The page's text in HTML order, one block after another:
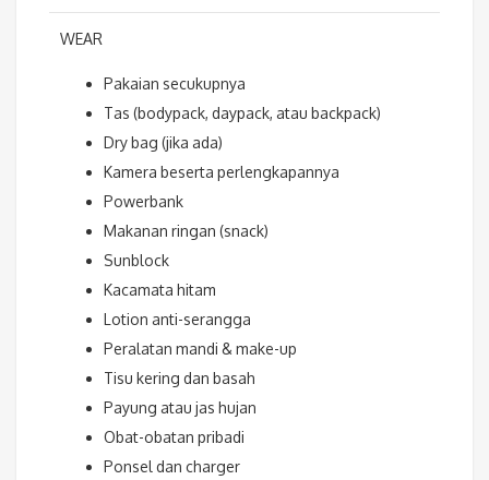
WEAR
Pakaian secukupnya
Tas (bodypack, daypack, atau backpack)
Dry bag (jika ada)
Kamera beserta perlengkapannya
Powerbank
Makanan ringan (snack)
Sunblock
Kacamata hitam
Lotion anti-serangga
Peralatan mandi & make-up
Tisu kering dan basah
Payung atau jas hujan
Obat-obatan pribadi
Ponsel dan charger